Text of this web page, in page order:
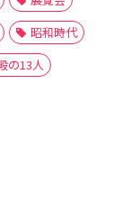
昭和時代
の13人